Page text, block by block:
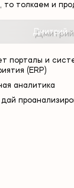
то толкаем и
Дмитрий
порталы и
(ERP)
аналитика